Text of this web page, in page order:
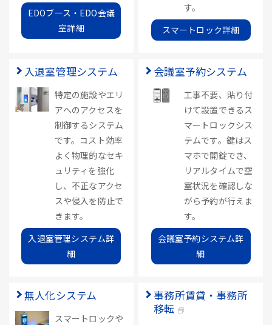
EDOブース・EDO会議
室詳細
す。
スマートロック詳細
入退室管理システム
特定の施設やエリ
アへのアクセスを
制御するシステム
です。コスト効率
よく物理的なセキ
ュリティを強化
し、不正なアクセ
スや侵入を防止で
きます。
入退室管理システム詳
細
会議室予約システム
工事不要、貼り付
けて設置できるス
マートロックシス
テムです。鍵はス
マホで開錠でき、
リアルタイムで空
室状況を確認しな
がら予約が行えま
す。
会議室予約システム詳
細
無人化システム
スマートロックや
事務所賃貸・事務所
移転